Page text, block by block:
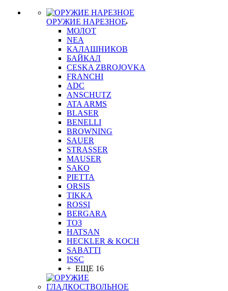
ОРУЖИЕ НАРЕЗНОЕ
МОЛОТ
NEA
КАЛАШНИКОВ
БАЙКАЛ
CESKA ZBROJOVKA
FRANCHI
ADC
ANSCHUTZ
ATA ARMS
BLASER
BENELLI
BROWNING
SAUER
STRASSER
MAUSER
SAKO
PIETTA
ORSIS
TIKKA
ROSSI
BERGARA
ТОЗ
HATSAN
HECKLER & KOCH
SABATTI
ISSC
+ ЕЩЕ 16